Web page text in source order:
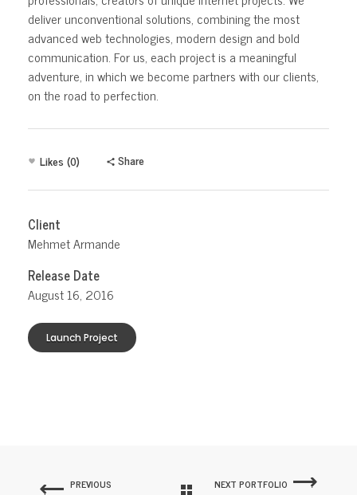
deliver unconventional solutions, combining the most
advanced web technologies, modern design and bold
communication. For us, each project is a meaningful
adventure, in which we become partners with our clients,
on the road to perfection.
Likes (0) Share
Client
Mehmet Armande
Release Date
August 16, 2016
Launch Project
PREVIOUS
NEXT PORTFOLIO